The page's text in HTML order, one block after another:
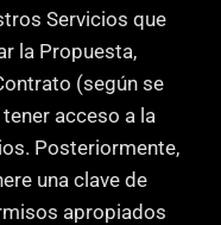
Servicios que
la Propuesta,
(según se
acceso a la
Posteriormente,
una clave de
apropiados